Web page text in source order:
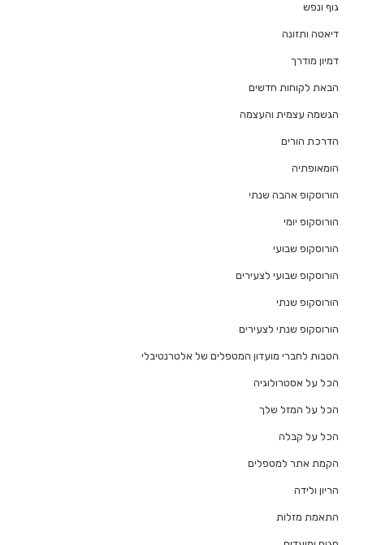
גוף ונפש
דיאטה ותזונה
דמיון מודרך
הבאת לקוחות חדשים
הגשמה עצמית והעצמה
הדרכת הורים
הומאופתיה
הורוסקופ אהבה שנתי
הורוסקופ יומי
הורוסקופ שבועי
הורוסקופ שבועי לצעירים
הורוסקופ שנתי
הורוסקופ שנתי לצעירים
הטבות לחברי מועדון המטפלים של אלטרנטיבלי
הכל על אסטרולוגיה
הכל על המזל שלך
הכל על קבלה
הקמת אתר למטפלים
הריון ולידה
התאמת מזלות